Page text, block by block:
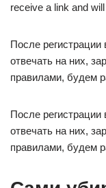
receive a link and
После
отвечать на них,
правилами, будем
После
отвечать на них,
правилами, будем